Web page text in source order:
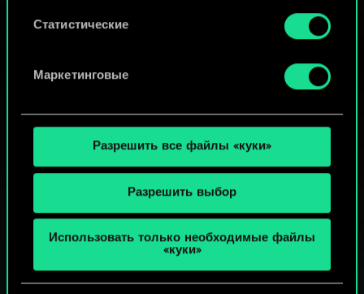
«Настройки» ниже.
Статистические
Маркетинговые
Разрешить все файлы «куки»
Разрешить выбор
Использовать только необходимые файлы
«куки»
МОЖЕТ ПАРТЕЕЧКУ В ГВИНТ?